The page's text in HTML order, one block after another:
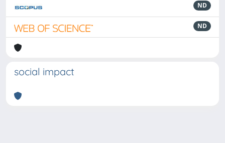
ND
ND
social impact